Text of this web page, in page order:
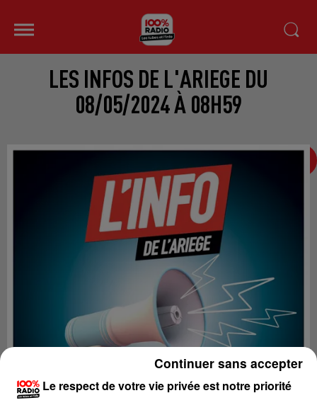
LES INFOS DE L'ARIEGE DU
08/05/2024 À 08H59
Le respect de votre vie privée est notre priorité
Continuer sans accepter